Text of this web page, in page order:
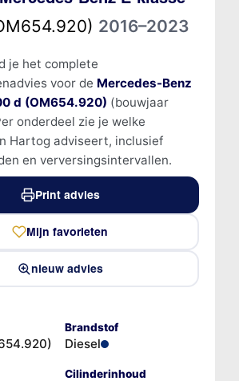
2016–2023
je het complete
voor de Mercedes-Benz
d (OM654.920) (bouwjaar
onderdeel zie je welke
Hartog adviseert, inclusief
en verversingsintervallen.
Print advies
Mijn favorieten
nieuw advies
Brandstof
Diesel
Cilinderinhoud